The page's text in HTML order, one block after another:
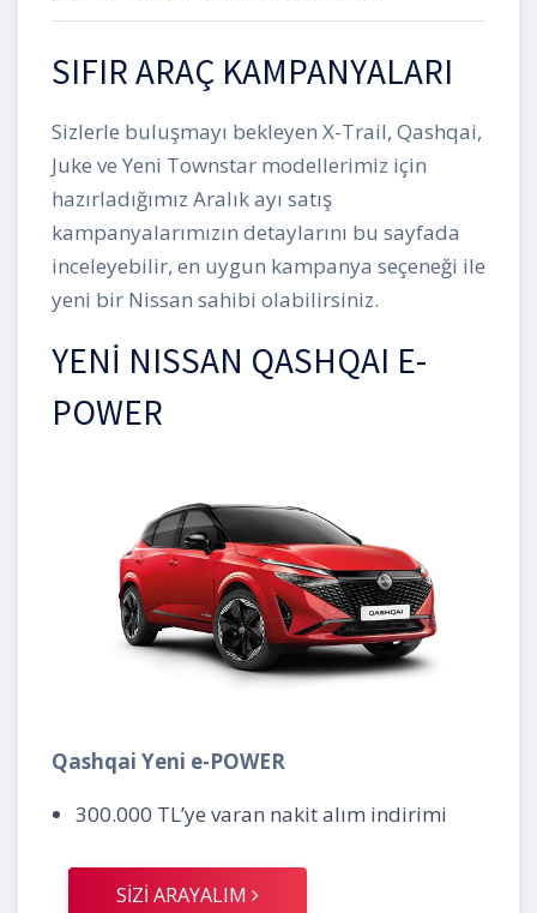
SIFIR ARAÇ KAMPANYALARI
Sizlerle buluşmayı bekleyen X-Trail, Qashqai,
Juke ve Yeni Townstar modellerimiz için
hazırladığımız Aralık ayı satış
kampanyalarımızın detaylarını bu sayfada
inceleyebilir, en uygun kampanya seçeneği ile
yeni bir Nissan sahibi olabilirsiniz.
YENİ NISSAN QASHQAI E-
POWER
Qashqai Yeni e-POWER
300.000 TL’ye varan nakit alım indirimi
SİZİ ARAYALIM